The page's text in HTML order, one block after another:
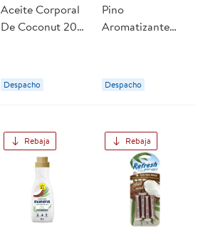
Aceite Corporal
De Coconut 200
Despacho
Pino
Aromatizante
Despacho
Rebaja Rebaja